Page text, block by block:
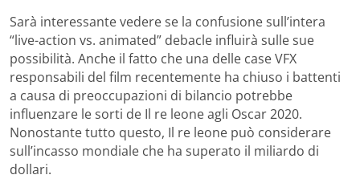
Sarà interessante vedere se la confusione sull’intera
“live-action vs. animated” debacle influirà sulle sue
possibilità. Anche il fatto che una delle case VFX
responsabili del film recentemente ha chiuso i battenti
a causa di preoccupazioni di bilancio potrebbe
influenzare le sorti de Il re leone agli Oscar 2020.
Nonostante tutto questo, Il re leone può considerare
sull’incasso mondiale che ha superato il miliardo di
dollari.